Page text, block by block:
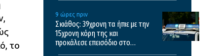
το
9 ώρες πριν
Σκιάθος: 39χρονη τα ήπιε με την
15χρονη κόρη της και
προκάλεσε επεισόδιο στο